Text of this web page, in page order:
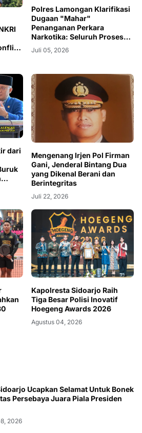
Polres Lamongan Klarifikasi
Dugaan "Mahar"
Penanganan Perkara
Narkotika: Seluruh Proses
Diklaim Sesuai Prosedur
Juli 05, 2026
dari
Mengenang Irjen Pol Firman
Gani, Jenderal Bintang Dua
yang Dikenal Berani dan
Berintegritas
Juli 22, 2026
Kapolresta Sidoarjo Raih
Tiga Besar Polisi Inovatif
Hoegeng Awards 2026
Agustus 04, 2026
Ucapkan Selamat Untuk Bonek
Persebaya Juara Piala Presiden
2026